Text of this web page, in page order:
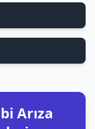
Arıza